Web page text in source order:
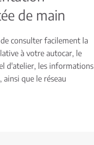
de main
consulter facilement la
à votre autocar, le
d'atelier, les informations
que le réseau